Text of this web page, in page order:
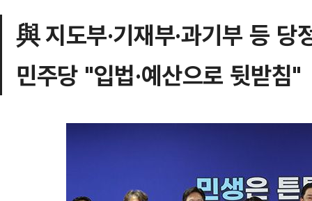
與 지도부·기재부·과기부 등 당
민주당 "입법·예산으로 뒷받침"